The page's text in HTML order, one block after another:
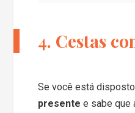
4. Cestas
Se você está
presente e sabe que